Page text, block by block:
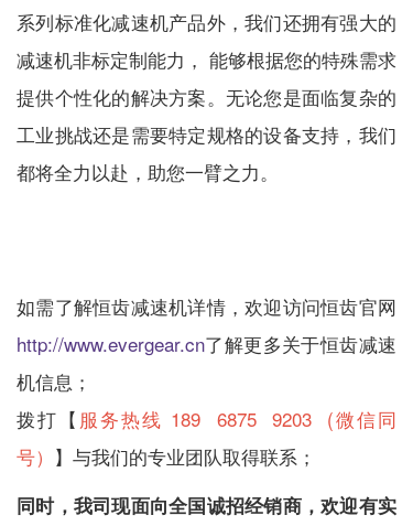
系列标准化减速机产品外，我们还拥有强大的
减速机非标定制能力， 能够根据您的特殊需求
提供个性化的解决方案。无论您是面临复杂的
工业挑战还是需要特定规格的设备支持，我们
都将全力以赴，助您一臂之力。
如需了解恒齿减速机详情，欢迎访问恒齿官网
http://www.evergear.cn了解更多关于恒齿减速
机信息；
拨打【 服务热线 189 6875 9203 (微信同
号） 】与我们的专业团队取得联系；
同时，我司现面向全国诚招经销商，欢迎有实